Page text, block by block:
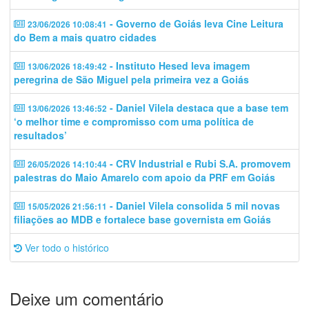
23/06/2026 10:08:41 - Governo de Goiás leva Cine Leitura
do Bem a mais quatro cidades
13/06/2026 18:49:42 - Instituto Hesed leva imagem
peregrina de São Miguel pela primeira vez a Goiás
13/06/2026 13:46:52 - Daniel Vilela destaca que a base tem
‘o melhor time e compromisso com uma política de
resultados’
26/05/2026 14:10:44 - CRV Industrial e Rubi S.A. promovem
palestras do Maio Amarelo com apoio da PRF em Goiás
15/05/2026 21:56:11 - Daniel Vilela consolida 5 mil novas
filiações ao MDB e fortalece base governista em Goiás
Ver todo o histórico
Deixe um comentário